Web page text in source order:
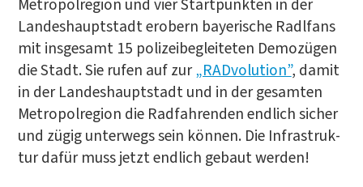
Metro­pol­re­gi­on und vier Start­punk­ten in der
Lan­des­haupt­stadt erobern baye­ri­sche Radl­fans
mit ins­ge­samt 15 poli­zei­be­glei­te­ten Demo­zü­gen
die Stadt. Sie rufen auf zur„RAD­vo­lu­ti­on”, damit
in der Lan­des­haupt­stadt und in der gesam­ten
Metro­pol­re­gi­on die Rad­fah­ren­den end­lich sicher
und zügig unter­wegs sein kön­nen. Die Infra­struk­
tur dafür muss jetzt end­lich gebaut werden!